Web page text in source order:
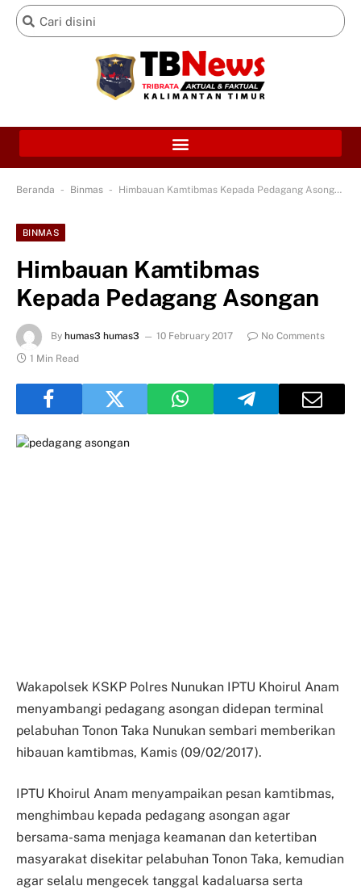
Beranda - Binmas - Himbauan Kamtibmas Kepada Pedagang Asongan
BINMAS
Himbauan Kamtibmas
Kepada Pedagang Asongan
By humas3 humas3 10 February 2017
No Comments
1 Min Read
Wakapolsek KSKP Polres Nunukan IPTU Khoirul Anam
menyambangi pedagang asongan didepan terminal
pelabuhan Tonon Taka Nunukan sembari memberikan
hibauan kamtibmas, Kamis (09/02/2017).
IPTU Khoirul Anam menyampaikan pesan kamtibmas,
menghimbau kepada pedagang asongan agar
bersama-sama menjaga keamanan dan ketertiban
masyarakat disekitar pelabuhan Tonon Taka, kemudian
agar selalu mengecek tanggal kadaluarsa serta